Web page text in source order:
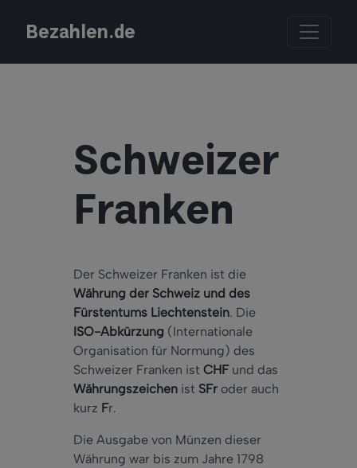
Bezahlen.de
Schweizer
Franken
Der Schweizer Franken ist die
Währung der Schweiz und des
Fürstentums Liechtenstein. Die
ISO-Abkürzung (Internationale
Organisation für Normung) des
Schweizer Franken ist CHFund das
Währungszeichen ist SFr oder auch
kurz Fr.
Die Ausgabe von Münzen dieser
Währung war bis zum Jahre 1798